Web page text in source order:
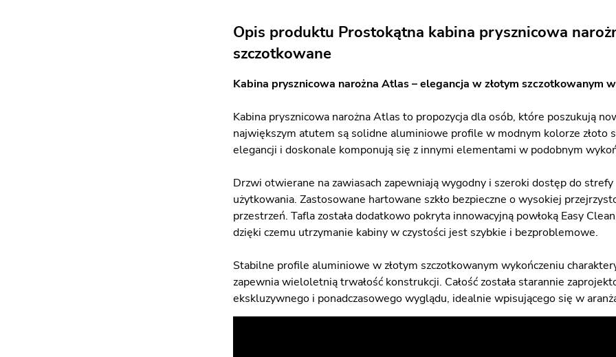
Opis produktu Prostokątna kabina prysznicowa
szczotkowane
Kabina prysznicowa narożna Atlas – elegancja w złotym szczotkowanym
Kabina prysznicowa narożna Atlas to propozycja dla osób, które poszukują
największym atutem są solidne aluminiowe profile w modnym kolorze złoto
elegancji i doskonale komponują się z innymi elementami w podobnym
Drzwi otwierane na zawiasach zapewniają wygodny i szeroki dostęp do
użytkowania. Zastosowane hartowane szkło bezpieczne o wysokiej
przestrzeń. Tafla została dodatkowo pokryta innowacyjną powłoką Easy
dzięki czemu utrzymanie kabiny w czystości jest szybkie i bezproblemowe.
Stabilne profile aluminiowe w złotym szczotkowanym wykończeniu
zapewnia wieloletnią trwałość konstrukcji. Całość została starannie
ekskluzywnego i ponadczasowego wyglądu, idealnie wpisującego się w